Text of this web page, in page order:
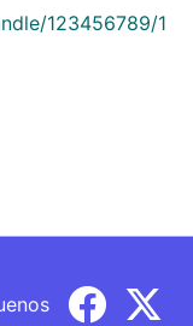
123456789/1